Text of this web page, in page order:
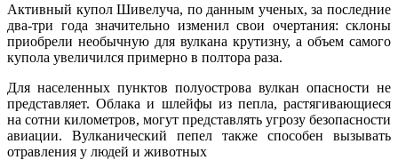
Активный купол Шивелуча, по данным ученых, за последние
два-три года значительно изменил свои очертания: склоны
приобрели необычную для вулкана крутизну, а объем самого
купола увеличился примерно в полтора раза.
Для населенных пунктов полуострова вулкан опасности не
представляет. Облака и шлейфы из пепла, растягивающиеся
на сотни километров, могут представлять угрозу безопасности
авиации. Вулканический пепел также способен вызывать
отравления у людей и животных